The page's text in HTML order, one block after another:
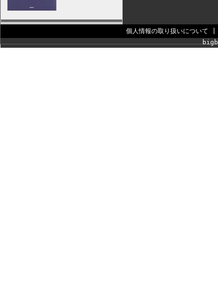
個人情報の取り扱いについて